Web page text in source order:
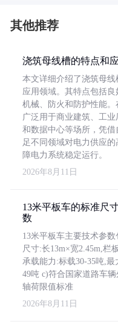
其他推荐
浇筑母线槽的特点和
本文详细介绍了浇筑母线
应用领域。其特点包括良
机械、防火和防护性能。
广泛用于商业建筑、工
和数据中心等场所，凭借
足不同领域对电力供应的
障电力系统稳定运行。
2026年8月11日
13米平板车的标准尺
数
13米平板车主要技术参数
尺寸:长13m×宽2.45m,栏
承载能力:标载30-35吨,最
49吨 c)符合国家道路车辆
轴荷限值标准
2026年8月11日